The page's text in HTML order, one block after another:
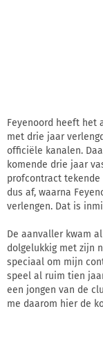
Feyenoord heeft het
met drie jaar
officiële kanalen.
komende drie jaar
profcontract tekende
dus af, waarna
verlengen. Dat is
De aanvaller kwam
dolgelukkig met zijn
speciaal om mijn
speel al ruim tien
een jongen van de
me daarom hier de